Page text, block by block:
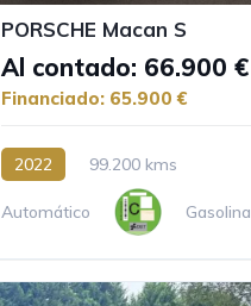
PORSCHE Macan S
Al contado: 66.900 €
Financiado: 65.900 €
2022 99.200 kms
Automático Gasolina